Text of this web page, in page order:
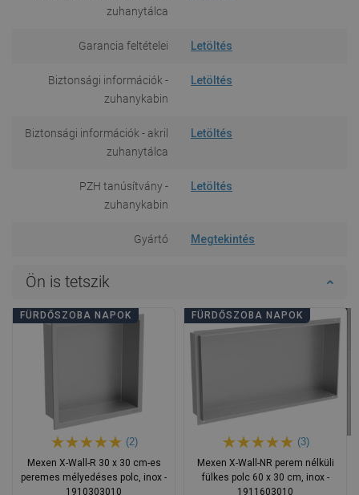
zuhanytálca
Garancia feltételei Letöltés
Biztonsági információk -
zuhanykabin
Letöltés
Biztonsági információk - akril
zuhanytálca
Letöltés
PZH tanúsítvány -
zuhanykabin
Letöltés
Gyártó Megtekintés
Ön is tetszik
FÜRDŐSZOBA NAPOK
(2)
Mexen X-Wall-R 30 x 30 cm-es
peremes mélyedéses polc, inox -
1910303010
FÜRDŐSZOBA NAPOK
(3)
Mexen X-Wall-NR perem nélküli
fülkes polc 60 x 30 cm, inox -
1911603010